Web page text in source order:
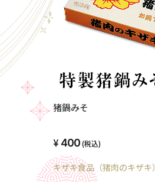
猪鍋みそ
400(税込)
キザキ食品（猪肉のキザキ）